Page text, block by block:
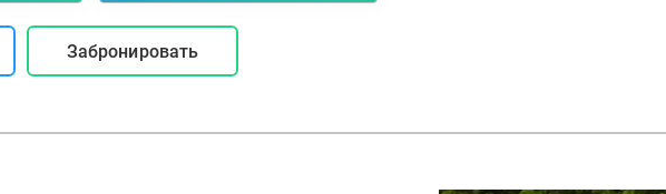
Забронировать